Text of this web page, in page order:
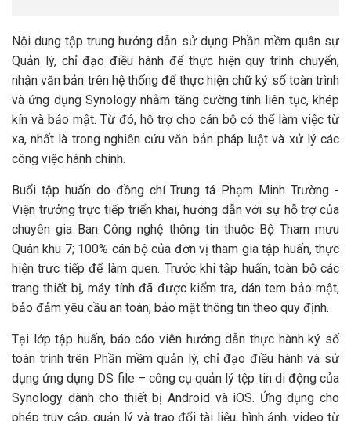
Nội dung tập trung hướng dẫn sử dụng Phần mềm quân sự
Quản lý, chỉ đạo điều hành để thực hiện quy trình chuyển,
nhận văn bản trên hệ thống để thực hiện chữ ký số toàn trình
và ứng dụng Synology nhằm tăng cường tính liên tục, khép
kín và bảo mật. Từ đó, hỗ trợ cho cán bộ có thể làm việc từ
xa, nhất là trong nghiên cứu văn bản pháp luật và xử lý các
công việc hành chính.
Buổi tập huấn do đồng chí Trung tá Phạm Minh Trường -
Viện trưởng trực tiếp triển khai, hướng dẫn với sự hỗ trợ của
chuyên gia Ban Công nghệ thông tin thuộc Bộ Tham mưu
Quân khu 7; 100% cán bộ của đơn vị tham gia tập huấn, thực
hiện trực tiếp để làm quen. Trước khi tập huấn, toàn bộ các
trang thiết bị, máy tính đã được kiểm tra, dán tem bảo mật,
bảo đảm yêu cầu an toàn, bảo mật thông tin theo quy định.
Tại lớp tập huấn, báo cáo viên hướng dẫn thực hành ký số
toàn trình trên Phần mềm quản lý, chỉ đạo điều hành và sử
dụng ứng dụng DS file – công cụ quản lý tệp tin di động của
Synology dành cho thiết bị Android và iOS. Ứng dụng cho
phép truy cập, quản lý và trao đổi tài liệu, hình ảnh, video từ